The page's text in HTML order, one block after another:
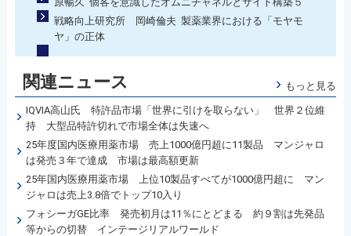
戦略向上研究所 岡崎倫夫 製薬業界における「モヤモ
ヤ」の正体
関連ニュース もっと見る
IQVIA高山氏 特許品市場「世界に引けを取らない」 世界２位維
持 大型品特許切れで市場全体は失速へ
25年度国内医療用薬市場 売上1000億円超に11製品 マンジャロ
は発売３年で達成 市場は最高額更新
25年国内医療用薬市場 上位10製品すべてが1000億円超に マン
ジャロは売上3.8倍でトップ10入り
フォシーガGE比率 発売初月は11％にとどまる 約９割は先発品
等からの切替 インテージリアルワールド